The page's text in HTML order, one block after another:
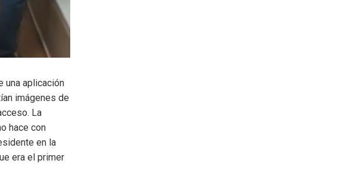
una aplicación
imágenes de
La
hace con
en la
era el primer